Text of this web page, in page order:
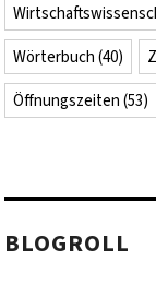
Wörterbuch (40)
Öffnungszeiten (53)
BLOGROLL